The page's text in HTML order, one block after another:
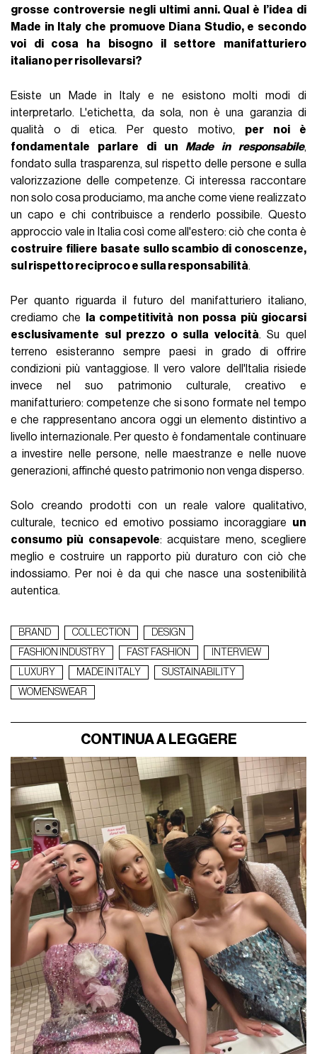
grosse controversie negli ultimi anni. Qual è l’idea di
Made in Italy che promuove Diana Studio, e secondo
voi di cosa ha bisogno il settore manifatturiero
italiano per risollevarsi?
Esiste un Made in Italy e ne esistono molti modi di
interpretarlo. L'etichetta, da sola, non è una garanzia di
qualità o di etica. Per questo motivo, per noi è
fondamentale parlare di unMade in responsabile,
fondato sulla trasparenza, sul rispetto delle persone e sulla
valorizzazione delle competenze. Ci interessa raccontare
non solo cosa produciamo, ma anche come viene realizzato
un capo e chi contribuisce a renderlo possibile. Questo
approccio vale in Italia così come all'estero: ciò che conta è
costruire filiere basate sullo scambio di conoscenze,
sul rispetto reciproco e sulla responsabilità.
Per quanto riguarda il futuro del manifatturiero italiano,
crediamo che
la competitività non possa più giocarsi
esclusivamente sul prezzo o sulla velocità. Su quel
terreno esisteranno sempre paesi in grado di offrire
condizioni più vantaggiose. Il vero valore dell'Italia risiede
invece nel suo patrimonio culturale, creativo e
manifatturiero: competenze che si sono formate nel tempo
e che rappresentano ancora oggi un elemento distintivo a
livello internazionale. Per questo è fondamentale continuare
a investire nelle persone, nelle maestranze e nelle nuove
generazioni, affinché questo patrimonio non venga disperso.
Solo creando prodotti con un reale valore qualitativo,
culturale, tecnico ed emotivo possiamo incoraggiare un
consumo più consapevole: acquistare meno, scegliere
meglio e costruire un rapporto più duraturo con ciò che
indossiamo. Per noi è da qui che nasce una sostenibilità
autentica.
BRAND COLLECTION
DESIGN
FASHION INDUSTRY
FAST FASHION
INTERVIEW
LUXURY
MADE IN ITALY
SUSTAINABILITY
WOMENSWEAR
CONTINUA A LEGGERE